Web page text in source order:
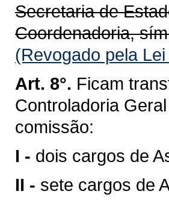
Secretaria de
Coordenadoria,
(Revogado pela
Art. 8°. Ficam
Controladoria
comissão:
I - dois cargos de
II - sete cargos de